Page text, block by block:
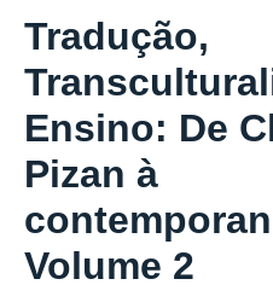
Tradução,
Ensino: De
Pizan à
Volume 2